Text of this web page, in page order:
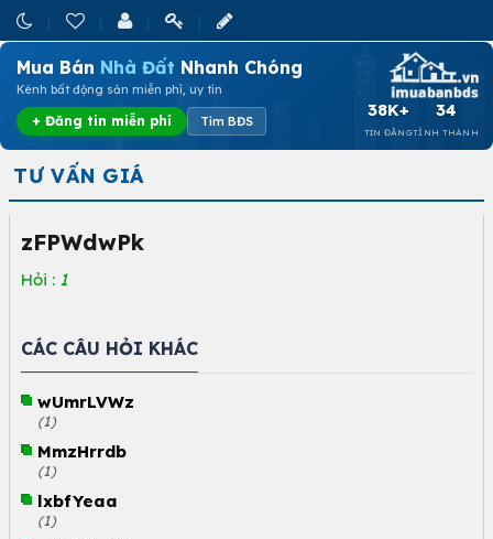
Mua Bán Nhà Đất Nhanh Chóng
Kênh bất động sản miễn phí, uy tín
+ Đăng tin miễn phí Tìm BĐS
38K+
TIN ĐĂNG
34
TỈNH THÀNH
TƯ VẤN GIÁ
zFPWdwPk
Hỏi : 1
CÁC CÂU HỎI KHÁC
wUmrLVWz
(1)
MmzHrrdb
(1)
lxbfYeaa
(1)